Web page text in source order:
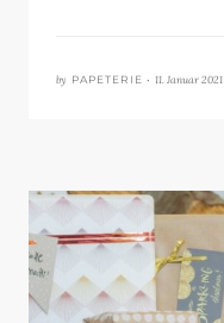
by PAPETERIE • 11. Januar 2021